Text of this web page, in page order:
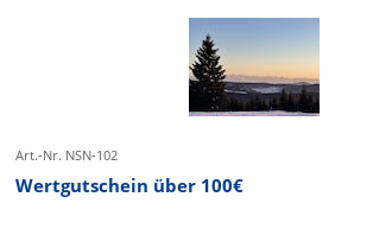
Art.-Nr. NSN-102
Wertgutschein über 100€